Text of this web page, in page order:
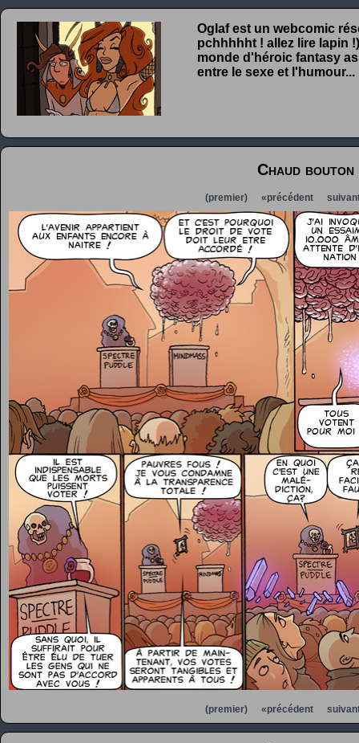
Oglaf est un webcomic
pchhhhht ! allez lire lapin
monde d'héroic fantasy
entre le sexe et l'humour...
Chaud bouton
(premier) «précédent
(premier) «précédent